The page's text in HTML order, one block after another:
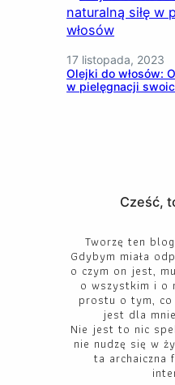
17 listopada, 2023
Olejki do włosów:
w pielęgnacji
Cześć,
Tworzę ten
Gdybym miała
o czym on jest,
o wszystkim i o
prostu o tym, co
jest dla
Nie jest to nic
nie nudzę się w
ta archaiczna